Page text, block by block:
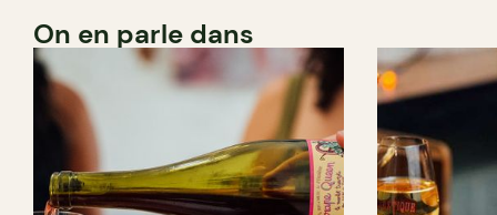
On en parle dans